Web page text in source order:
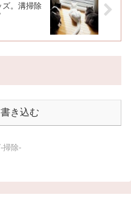
ズ。溝掃除
き込む
掃除-